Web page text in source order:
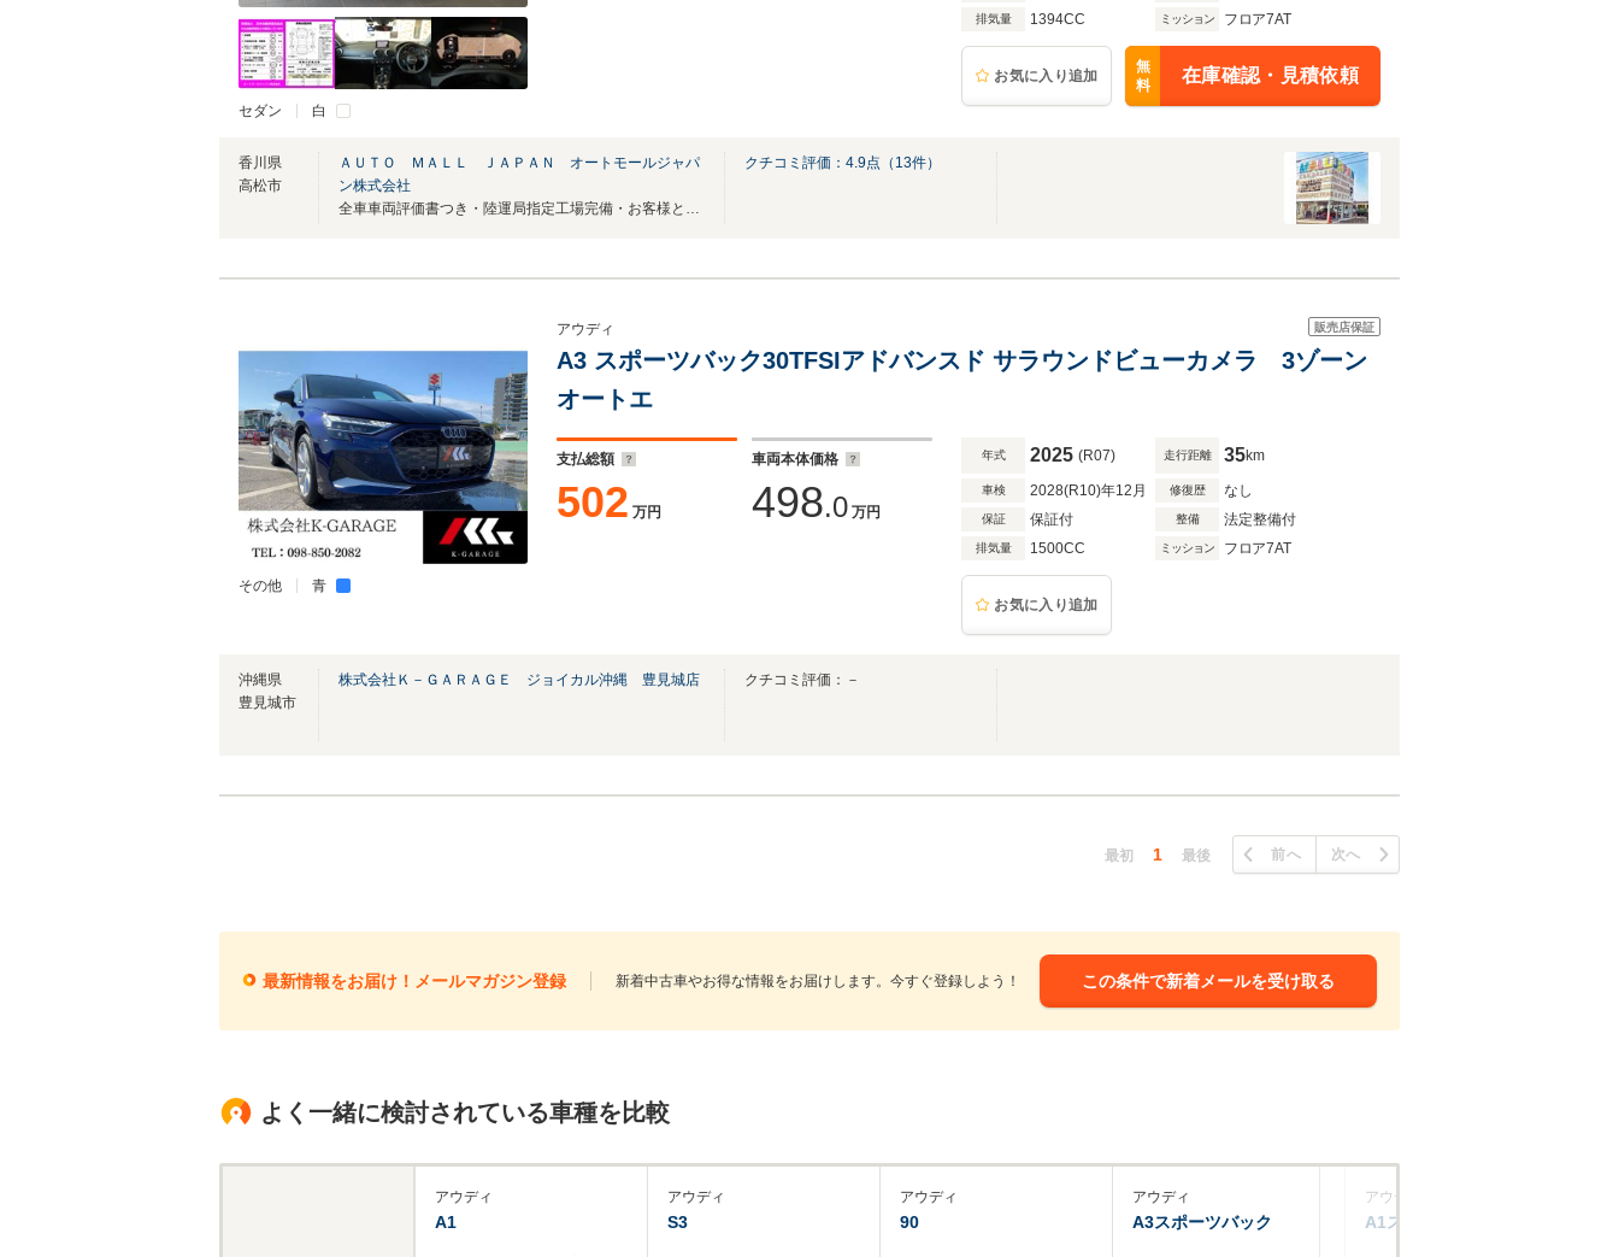
セダン 白
排気量 1394CC ミッション フロア7AT
お気に入り追加
無
料
在庫確認・見積依頼
香川県
高松市
ＡＵＴＯ ＭＡＬＬ ＪＡＰＡＮ オートモールジャパ
ン株式会社
全車車両評価書つき・陸運局指定工場完備・お客様と車のあいだにいつも
クチコミ評価： 4.9点（ 13件）
その他 青
販売店保証
アウディ
A3 スポーツバック30TFSIアドバンスド サラウンドビューカメラ 3ゾーン
オートエ
支払総額
502 万円
車両本体価格
498.0 万円
年式 2025 (R07) 走行距離 35km
車検 2028(R10)年12月 修復歴 なし
保証 保証付 整備 法定整備付
排気量 1500CC ミッション フロア7AT
お気に入り追加
沖縄県
豊見城市
株式会社Ｋ－ＧＡＲＡＧＥ ジョイカル沖縄 豊見城店 クチコミ評価：－
最初 1 最後 前へ 次へ
最新情報をお届け！メールマガジン登録 新着中古車やお得な情報をお届けします。今すぐ登録しよう！ この条件で新着メールを受け取る
よく一緒に検討されている車種を比較
アウディ
A1
アウディ
S3
アウディ
90
アウディ
A3スポーツバック
アウディ
A1スポーツバック